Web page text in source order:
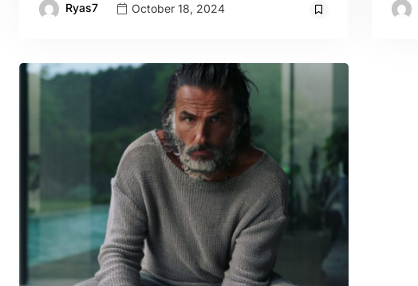
Ryas7 October 18, 2024